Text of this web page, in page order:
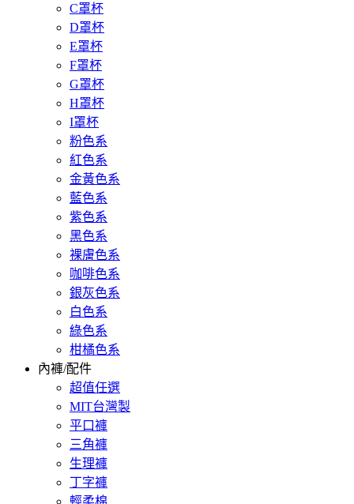
C罩杯
D罩杯
E罩杯
F罩杯
G罩杯
H罩杯
I罩杯
粉色系
紅色系
金黃色系
藍色系
紫色系
黑色系
裸膚色系
咖啡色系
銀灰色系
白色系
綠色系
柑橘色系
內褲/配件
超值任選
MIT台灣製
平口褲
三角褲
生理褲
丁字褲
輕柔棉